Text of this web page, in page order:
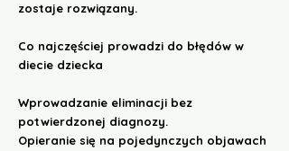
zostaje rozwiązany.
Co najczęściej prowadzi do błędów w
diecie dziecka
Wprowadzanie eliminacji bez
potwierdzonej diagnozy.
Opieranie się na pojedynczych objawach